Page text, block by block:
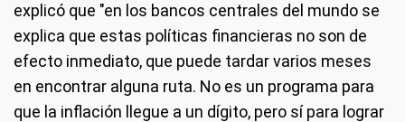
explicó que "en los bancos centrales del mundo se
explica que estas políticas financieras no son de
efecto inmediato, que puede tardar varios meses
en encontrar alguna ruta. No es un programa para
que la inflación llegue a un dígito, pero sí para lograr